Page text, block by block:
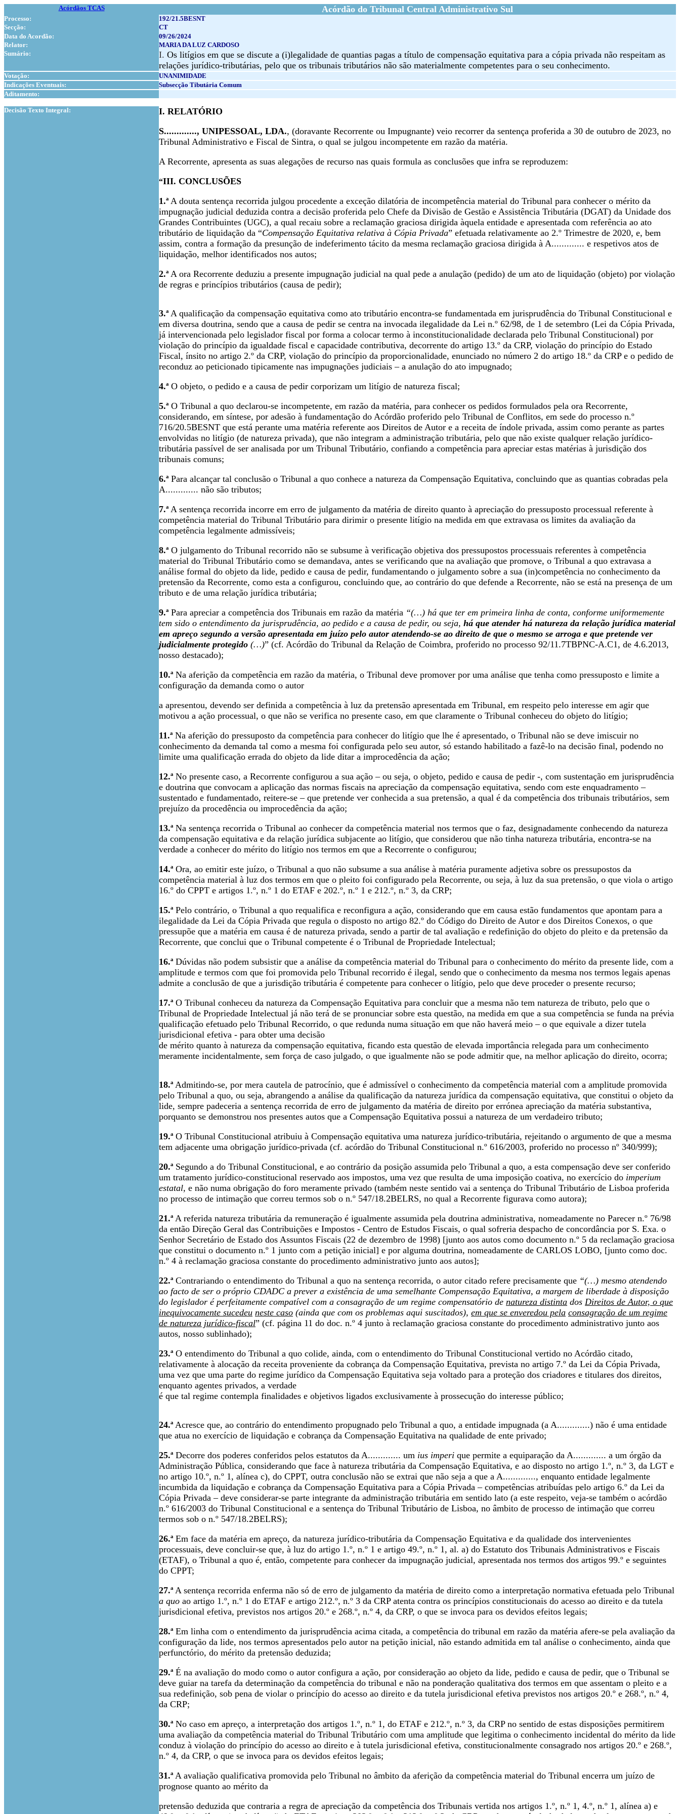
Acórdãos TCAS Acórdão do Tribunal Central Administrativo Sul
Processo:
192/21.5BESNT
Secção:
CT
Data do Acordão:
09/26/2024
Relator:
MARIA DA LUZ CARDOSO
Sumário:
I. Os litígios em que se discute a (i)legalidade de quantias pagas a título de compensação equitativa para a cópia privada não respeitam as
relações jurídico-tributárias, pelo que os tribunais tributários não são materialmente competentes para o seu conhecimento.
Votação:
UNANIMIDADE
Indicações Eventuais:
Subsecção Tibutária Comum
Aditamento:
Decisão Texto Integral:
I. RELATÓRIO
S............., UNIPESSOAL, LDA., (doravante Recorrente ou Impugnante) veio recorrer da sentença proferida a 30 de outubro de 2023, no
Tribunal Administrativo e Fiscal de Sintra, o qual se julgou incompetente em razão da matéria.
A Recorrente, apresenta as suas alegações de recurso nas quais formula as conclusões que infra se reproduzem:
“III. CONCLUSÕES
1.ªA douta sentença recorrida julgou procedente a exceção dilatória de incompetência material do Tribunal para conhecer o mérito da
impugnação judicial deduzida contra a decisão proferida pelo Chefe da Divisão de Gestão e Assistência Tributária (DGAT) da Unidade dos
Grandes Contribuintes (UGC), a qual recaiu sobre a reclamação graciosa dirigida àquela entidade e apresentada com referência ao ato
tributário de liquidação da “Compensação Equitativa relativa à Cópia Privada” efetuada relativamente ao 2.º Trimestre de 2020, e, bem
assim, contra a formação da presunção de indeferimento tácito da mesma reclamação graciosa dirigida à A............. e respetivos atos de
liquidação, melhor identificados nos autos;
2.ªA ora Recorrente deduziu a presente impugnação judicial na qual pede a anulação (pedido) de um ato de liquidação (objeto) por violação
de regras e princípios tributários (causa de pedir);
3.ªA qualificação da compensação equitativa como ato tributário encontra-se fundamentada em jurisprudência do Tribunal Constitucional e
em diversa doutrina, sendo que a causa de pedir se centra na invocada ilegalidade da Lei n.º 62/98, de 1 de setembro (Lei da Cópia Privada,
já intervencionada pelo legislador fiscal por forma a colocar termo à inconstitucionalidade declarada pelo Tribunal Constitucional) por
violação do princípio da igualdade fiscal e capacidade contributiva, decorrente do artigo 13.º da CRP, violação do princípio do Estado
Fiscal, ínsito no artigo 2.º da CRP, violação do princípio da proporcionalidade, enunciado no número 2 do artigo 18.º da CRP e o pedido de
reconduz ao peticionado tipicamente nas impugnações judiciais – a anulação do ato impugnado;
4.ªO objeto, o pedido e a causa de pedir corporizam um litígio de natureza fiscal;
5.ªO Tribunal a quo declarou-se incompetente, em razão da matéria, para conhecer os pedidos formulados pela ora Recorrente,
considerando, em síntese, por adesão à fundamentação do Acórdão proferido pelo Tribunal de Conflitos, em sede do processo n.º
716/20.5BESNT que está perante uma matéria referente aos Direitos de Autor e a receita de índole privada, assim como perante as partes
envolvidas no litígio (de natureza privada), que não integram a administração tributária, pelo que não existe qualquer relação jurídico-
tributária passível de ser analisada por um Tribunal Tributário, confiando a competência para apreciar estas matérias à jurisdição dos
tribunais comuns;
6.ªPara alcançar tal conclusão o Tribunal a quo conhece a natureza da Compensação Equitativa, concluindo que as quantias cobradas pela
A............. não são tributos;
7.ªA sentença recorrida incorre em erro de julgamento da matéria de direito quanto à apreciação do pressuposto processual referente à
competência material do Tribunal Tributário para dirimir o presente litígio na medida em que extravasa os limites da avaliação da
competência legalmente admissíveis;
8.ªO julgamento do Tribunal recorrido não se subsume à verificação objetiva dos pressupostos processuais referentes à competência
material do Tribunal Tributário como se demandava, antes se verificando que na avaliação que promove, o Tribunal a quo extravasa a
análise formal do objeto da lide, pedido e causa de pedir, fundamentando o julgamento sobre a sua (in)competência no conhecimento da
pretensão da Recorrente, como esta a configurou, concluindo que, ao contrário do que defende a Recorrente, não se está na presença de um
tributo e de uma relação jurídica tributária;
9.ªPara apreciar a competência dos Tribunais em razão da matéria “(…) há que ter em primeira linha de conta, conforme uniformemente
tem sido o entendimento da jurisprudência, ao pedido e a causa de pedir, ou seja, há que atender há natureza da relação jurídica material
em apreço segundo a versão apresentada em juízo pelo autor atendendo-se ao direito de que o mesmo se arroga e que pretende ver
judicialmente protegido (…)” (cf. Acórdão do Tribunal da Relação de Coimbra, proferido no processo 92/11.7TBPNC-A.C1, de 4.6.2013,
nosso destacado);
10.ªNa aferição da competência em razão da matéria, o Tribunal deve promover por uma análise que tenha como pressuposto e limite a
configuração da demanda como o autor
a apresentou, devendo ser definida a competência à luz da pretensão apresentada em Tribunal, em respeito pelo interesse em agir que
motivou a ação processual, o que não se verifica no presente caso, em que claramente o Tribunal conheceu do objeto do litígio;
11.ª Na aferição do pressuposto da competência para conhecer do litígio que lhe é apresentado, o Tribunal não se deve imiscuir no
conhecimento da demanda tal como a mesma foi configurada pelo seu autor, só estando habilitado a fazê-lo na decisão final, podendo no
limite uma qualificação errada do objeto da lide ditar a improcedência da ação;
12.ªNo presente caso, a Recorrente configurou a sua ação – ou seja, o objeto, pedido e causa de pedir -, com sustentação em jurisprudência
e doutrina que convocam a aplicação das normas fiscais na apreciação da compensação equitativa, sendo com este enquadramento –
sustentado e fundamentado, reitere-se – que pretende ver conhecida a sua pretensão, a qual é da competência dos tribunais tributários, sem
prejuízo da procedência ou improcedência da ação;
13.ªNa sentença recorrida o Tribunal ao conhecer da competência material nos termos que o faz, designadamente conhecendo da natureza
da compensação equitativa e da relação jurídica subjacente ao litígio, que considerou que não tinha natureza tributária, encontra-se na
verdade a conhecer do mérito do litígio nos termos em que a Recorrente o configurou;
14.ªOra, ao emitir este juízo, o Tribunal a quo não subsume a sua análise à matéria puramente adjetiva sobre os pressupostos da
competência material à luz dos termos em que o pleito foi configurado pela Recorrente, ou seja, à luz da sua pretensão, o que viola o artigo
16.º do CPPT e artigos 1.º, n.º 1 do ETAF e 202.º, n.º 1 e 212.º, n.º 3, da CRP;
15.ªPelo contrário, o Tribunal a quo requalifica e reconfigura a ação, considerando que em causa estão fundamentos que apontam para a
ilegalidade da Lei da Cópia Privada que regula o disposto no artigo 82.º do Código do Direito de Autor e dos Direitos Conexos, o que
pressupõe que a matéria em causa é de natureza privada, sendo a partir de tal avaliação e redefinição do objeto do pleito e da pretensão da
Recorrente, que conclui que o Tribunal competente é o Tribunal de Propriedade Intelectual;
16.ªDúvidas não podem subsistir que a análise da competência material do Tribunal para o conhecimento do mérito da presente lide, com a
amplitude e termos com que foi promovida pelo Tribunal recorrido é ilegal, sendo que o conhecimento da mesma nos termos legais apenas
admite a conclusão de que a jurisdição tributária é competente para conhecer o litígio, pelo que deve proceder o presente recurso;
17.ªO Tribunal conheceu da natureza da Compensação Equitativa para concluir que a mesma não tem natureza de tributo, pelo que o
Tribunal de Propriedade Intelectual já não terá de se pronunciar sobre esta questão, na medida em que a sua competência se funda na prévia
qualificação efetuado pelo Tribunal Recorrido, o que redunda numa situação em que não haverá meio – o que equivale a dizer tutela
jurisdicional efetiva - para obter uma decisão
de mérito quanto à natureza da compensação equitativa, ficando esta questão de elevada importância relegada para um conhecimento
meramente incidentalmente, sem força de caso julgado, o que igualmente não se pode admitir que, na melhor aplicação do direito, ocorra;
18.ªAdmitindo-se, por mera cautela de patrocínio, que é admissível o conhecimento da competência material com a amplitude promovida
pelo Tribunal a quo, ou seja, abrangendo a análise da qualificação da natureza jurídica da compensação equitativa, que constitui o objeto da
lide, sempre padeceria a sentença recorrida de erro de julgamento da matéria de direito por errónea apreciação da matéria substantiva,
porquanto se demonstrou nos presentes autos que a Compensação Equitativa possui a natureza de um verdadeiro tributo;
19.ªO Tribunal Constitucional atribuiu à Compensação equitativa uma natureza jurídico-tributária, rejeitando o argumento de que a mesma
tem adjacente uma obrigação jurídico-privada (cf. acórdão do Tribunal Constitucional n.º 616/2003, proferido no processo nº 340/999);
20.ªSegundo a do Tribunal Constitucional, e ao contrário da posição assumida pelo Tribunal a quo, a esta compensação deve ser conferido
um tratamento jurídico-constitucional reservado aos impostos, uma vez que resulta de uma imposição coativa, no exercício do imperium
estatal, e não numa obrigação do foro meramente privado (também neste sentido vai a sentença do Tribunal Tributário de Lisboa proferida
no processo de intimação que correu termos sob o n.º 547/18.2BELRS, no qual a Recorrente figurava como autora);
21.ªA referida natureza tributária da remuneração é igualmente assumida pela doutrina administrativa, nomeadamente no Parecer n.º 76/98
da então Direção Geral das Contribuições e Impostos - Centro de Estudos Fiscais, o qual sofreria despacho de concordância por S. Exa. o
Senhor Secretário de Estado dos Assuntos Fiscais (22 de dezembro de 1998) [junto aos autos como documento n.º 5 da reclamação graciosa
que constitui o documento n.º 1 junto com a petição inicial] e por alguma doutrina, nomeadamente de CARLOS LOBO, [junto como doc.
n.º 4 à reclamação graciosa constante do procedimento administrativo junto aos autos];
22.ªContrariando o entendimento do Tribunal a quo na sentença recorrida, o autor citado refere precisamente que “(…) mesmo atendendo
ao facto de ser o próprio CDADC a prever a existência de uma semelhante Compensação Equitativa, a margem de liberdade à disposição
do legislador é perfeitamente compatível com a consagração de um regime compensatório de natureza distinta dos Direitos de Autor, o que
inequivocamente sucedeu neste caso (ainda que com os problemas aqui suscitados), em que se enveredou pela consagração de um regime
de natureza jurídico-fiscal” (cf. página 11 do doc. n.º 4 junto à reclamação graciosa constante do procedimento administrativo junto aos
autos, nosso sublinhado);
23.ªO entendimento do Tribunal a quo colide, ainda, com o entendimento do Tribunal Constitucional vertido no Acórdão citado,
relativamente à alocação da receita proveniente da cobrança da Compensação Equitativa, prevista no artigo 7.º da Lei da Cópia Privada,
uma vez que uma parte do regime jurídico da Compensação Equitativa seja voltado para a proteção dos criadores e titulares dos direitos,
enquanto agentes privados, a verdade
é que tal regime contempla finalidades e objetivos ligados exclusivamente à prossecução do interesse público;
24.ªAcresce que, ao contrário do entendimento propugnado pelo Tribunal a quo, a entidade impugnada (a A.............) não é uma entidade
que atua no exercício de liquidação e cobrança da Compensação Equitativa na qualidade de ente privado;
25.ªDecorre dos poderes conferidos pelos estatutos da A............. um ius imperi que permite a equiparação da A............. a um órgão da
Administração Pública, considerando que face à natureza tributária da Compensação Equitativa, e ao disposto no artigo 1.º, n.º 3, da LGT e
no artigo 10.º, n.º 1, alínea c), do CPPT, outra conclusão não se extrai que não seja a que a A............., enquanto entidade legalmente
incumbida da liquidação e cobrança da Compensação Equitativa para a Cópia Privada – competências atribuídas pelo artigo 6.º da Lei da
Cópia Privada – deve considerar-se parte integrante da administração tributária em sentido lato (a este respeito, veja-se também o acórdão
n.º 616/2003 do Tribunal Constitucional e a sentença do Tribunal Tributário de Lisboa, no âmbito de processo de intimação que correu
termos sob o n.º 547/18.2BELRS);
26.ªEm face da matéria em apreço, da natureza jurídico-tributária da Compensação Equitativa e da qualidade dos intervenientes
processuais, deve concluir-se que, à luz do artigo 1.º, n.º 1 e artigo 49.º, n.º 1, al. a) do Estatuto dos Tribunais Administrativos e Fiscais
(ETAF), o Tribunal a quo é, então, competente para conhecer da impugnação judicial, apresentada nos termos dos artigos 99.º e seguintes
do CPPT;
27.ªA sentença recorrida enferma não só de erro de julgamento da matéria de direito como a interpretação normativa efetuada pelo Tribunal
a quo ao artigo 1.º, n.º 1 do ETAF e artigo 212.º, n.º 3 da CRP atenta contra os princípios constitucionais do acesso ao direito e da tutela
jurisdicional efetiva, previstos nos artigos 20.º e 268.º, n.º 4, da CRP, o que se invoca para os devidos efeitos legais;
28.ªEm linha com o entendimento da jurisprudência acima citada, a competência do tribunal em razão da matéria afere-se pela avaliação da
configuração da lide, nos termos apresentados pelo autor na petição inicial, não estando admitida em tal análise o conhecimento, ainda que
perfunctório, do mérito da pretensão deduzida;
29.ªÉ na avaliação do modo como o autor configura a ação, por consideração ao objeto da lide, pedido e causa de pedir, que o Tribunal se
deve guiar na tarefa da determinação da competência do tribunal e não na ponderação qualitativa dos termos em que assentam o pleito e a
sua redefinição, sob pena de violar o princípio do acesso ao direito e da tutela jurisdicional efetiva previstos nos artigos 20.º e 268.º, n.º 4,
da CRP;
30.ªNo caso em apreço, a interpretação dos artigos 1.º, n.º 1, do ETAF e 212.º, n.º 3, da CRP no sentido de estas disposições permitirem
uma avaliação da competência material do Tribunal Tributário com uma amplitude que legitima o conhecimento incidental do mérito da lide
conduz à violação do princípio do acesso ao direito e à tutela jurisdicional efetiva, constitucionalmente consagrado nos artigos 20.º e 268.º,
n.º 4, da CRP, o que se invoca para os devidos efeitos legais;
31.ªA avaliação qualificativa promovida pelo Tribunal no âmbito da aferição da competência material do Tribunal encerra um juízo de
prognose quanto ao mérito da
pretensão deduzida que contraria a regra de apreciação da competência dos Tribunais vertida nos artigos 1.º, n.º 1, 4.º, n.º 1, alínea a) e